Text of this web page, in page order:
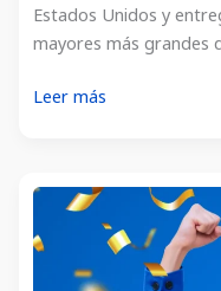
Estados Unidos y
mayores más grandes
¡Conozca
trucos
Leer más